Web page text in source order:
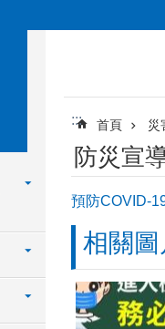
::: 首頁 災
防災宣
預防COVID-
相關圖